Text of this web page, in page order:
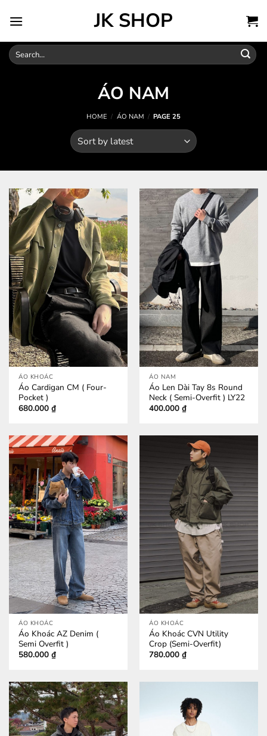
JK SHOP
Search
for:
ÁO NAM
HOME / ÁO NAM / PAGE 25
ÁO KHOÁC
Áo Cardigan CM ( Four-
Pocket )
680.000₫
ÁO NAM
Áo Len Dài Tay 8s Round
Neck ( Semi-Overfit ) LY22
400.000₫
ÁO KHOÁC
Áo Khoác AZ Denim (
Semi Overfit )
580.000₫
ÁO KHOÁC
Áo Khoác CVN Utility
Crop (Semi-Overfit)
780.000₫